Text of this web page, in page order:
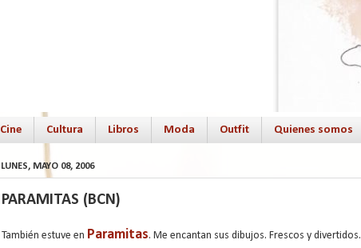
Cine Cultura Libros Moda Outfit Quienes somos
LUNES, MAYO 08, 2006
PARAMITAS (BCN)
También estuve en Paramitas. Me encantan sus dibujos. Frescos y divertidos.